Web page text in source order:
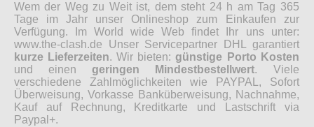
Wem der Weg zu Weit ist, dem steht 24 h am Tag 365
Tage im Jahr unser Onlineshop zum Einkaufen zur
Verfügung. Im World wide Web findet Ihr uns unter:
www.the-clash.de Unser Servicepartner DHL garantiert
kurze Lieferzeiten. Wir bieten:günstige Porto Kosten
und einengeringen Mindestbestellwert. Viele
verschiedene Zahlmöglichkeiten wie PAYPAL, Sofort
Überweisung, Vorkasse Banküberweisung, Nachnahme,
Kauf auf Rechnung, Kreditkarte und Lastschrift via
Paypal+.